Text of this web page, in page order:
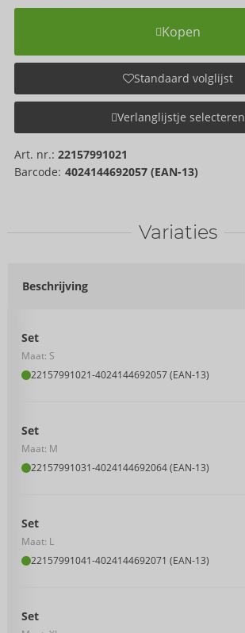
Kopen
Standaard volglijst
Verlanglijstje selecteren
Art. nr.: 22157991021
Barcode: 4024144692057 (EAN-13)
Variaties
Beschrijving
Set
Maat: S
22157991021-4024144692057 (EAN-13)
Set
Maat: M
22157991031-4024144692064 (EAN-13)
Set
Maat: L
22157991041-4024144692071 (EAN-13)
Set